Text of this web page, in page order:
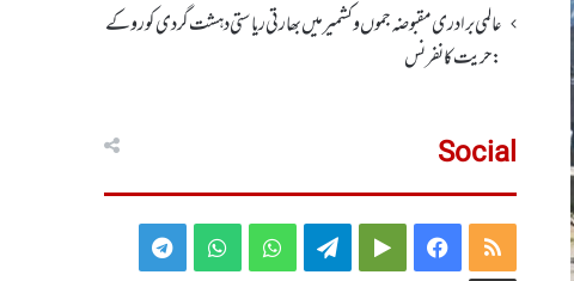
عالمی برادری مقبوضہ جموں وکشمیر میں بھارتی ریاستی دہشت گردی کو روکے
: حریت کانفرنس
Social
RSS
Facebook
Google
Telegram
WhatsApp
WhatsApp
Telegram